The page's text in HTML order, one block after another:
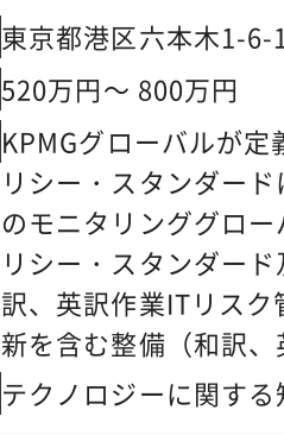
す。実際に中途出身
れた実績も多く、ス
アアップが可能です
力】・ビジネスが多
市場ボラティリティ
る本部署は、経営陣
するための最重要基
ガバナンスを牽引す
的成長に直結する手
ていただけます。・
経験上記のいずれか
の遂行にとどまらず
改善や提案などの実行
東京都港区六本木1-
520万円～ 800万円
KPMGグローバルが
リシー・スタンダー
のモニタリンググロ
リシー・スタンダー
訳、英訳作業ITリス
新を含む整備（和訳
27001（ISMS）の事
テクノロジーに関す